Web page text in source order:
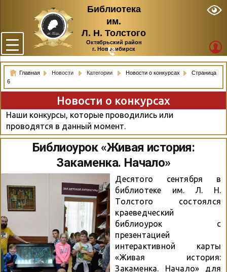
Библиотека
им.
Л. Н. Толстого
Октябрьский район
г. Новосибирск
Главная Новости Категории Новости о конкурсах
Страница
6
Новости о конкурсах
Наши конкурсы, которые проводились или
проводятся в данный момент.
Библиоурок «Живая история:
Закаменка. Начало»
Десятого сентября в
библиотеке им. Л. Н.
Толстого состоялся
краеведческий
библиоурок с
презентацией
интерактивной карты
«Живая история:
Закаменка. Начало» для